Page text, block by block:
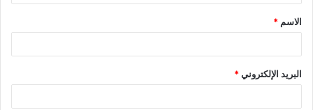
ق
*
الاسم *
البريد الإلكتروني*